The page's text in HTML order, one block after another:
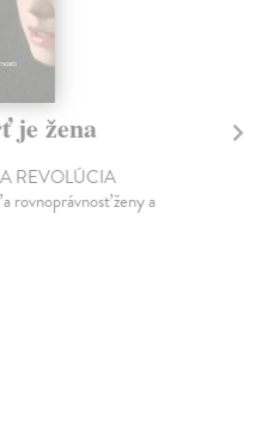
je žena
REVOLÚCIA
ženy a